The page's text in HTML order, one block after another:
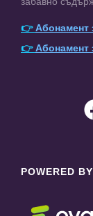
👉Абонамент
👉Абонамент
POWERED